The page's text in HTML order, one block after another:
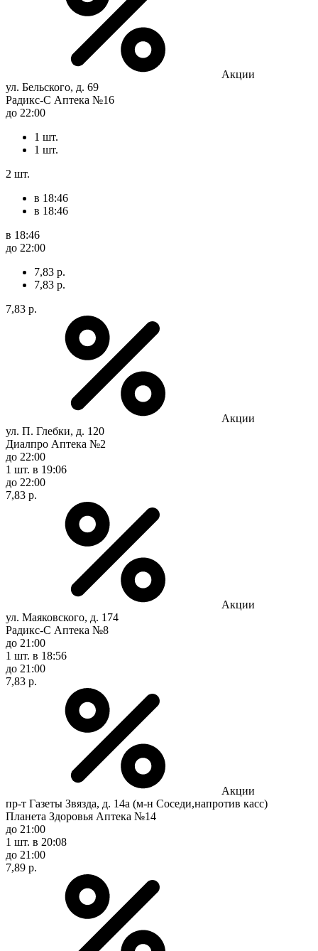
Акции
ул. Бельского, д. 69
Радикс-С Аптека №16
до 22:00
1 шт.
1 шт.
2 шт.
в 18:46
в 18:46
в 18:46
до 22:00
7,83 р.
7,83 р.
7,83 р.
Акции
ул. П. Глебки, д. 120
Диалпро Аптека №2
до 22:00
1 шт. в 19:06
до 22:00
7,83 р.
Акции
ул. Маяковского, д. 174
Радикс-С Аптека №8
до 21:00
1 шт. в 18:56
до 21:00
7,83 р.
Акции
пр-т Газеты Звязда, д. 14а (м-н Соседи,напротив касс)
Планета Здоровья Аптека №14
до 21:00
1 шт. в 20:08
до 21:00
7,89 р.